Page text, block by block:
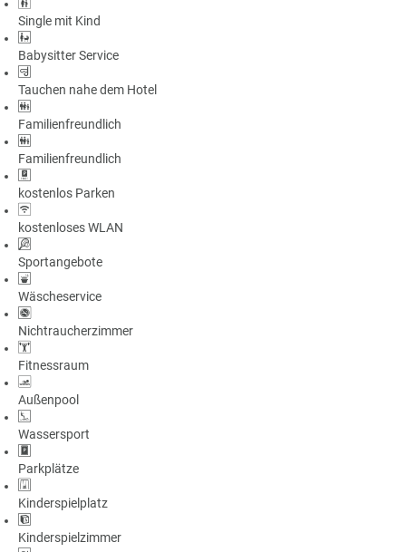
Single mit Kind
Babysitter Service
Tauchen nahe dem Hotel
Familienfreundlich
Familienfreundlich
kostenlos Parken
kostenloses WLAN
Sportangebote
Wäscheservice
Nichtraucherzimmer
Fitnessraum
Außenpool
Wassersport
Parkplätze
Kinderspielplatz
Kinderspielzimmer